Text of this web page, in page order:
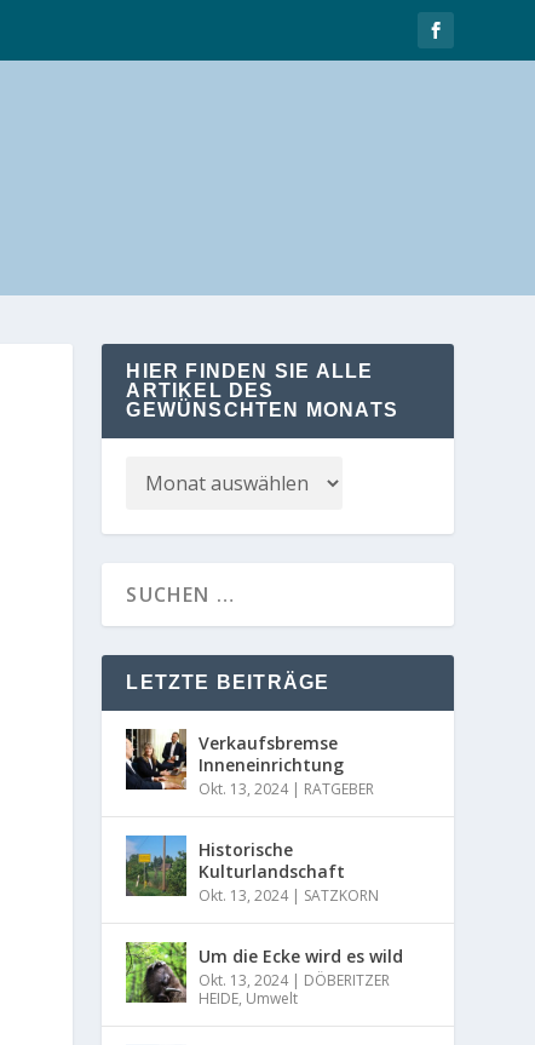
HIER FINDEN SIE ALLE
ARTIKEL DES
GEWÜNSCHTEN MONATS
LETZTE BEITRÄGE
Verkaufsbremse
Inneneinrichtung
Okt. 13, 2024| RATGEBER
Historische
Kulturlandschaft
Okt. 13, 2024| SATZKORN
Um die Ecke wird es wild
Okt. 13, 2024| DÖBERITZER
HEIDE, Umwelt